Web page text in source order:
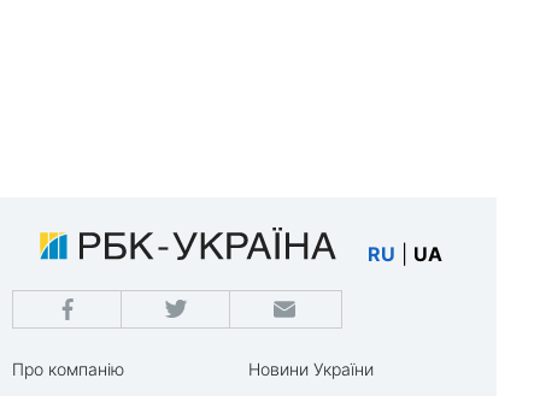
RU UA
Про компанію
Новини України